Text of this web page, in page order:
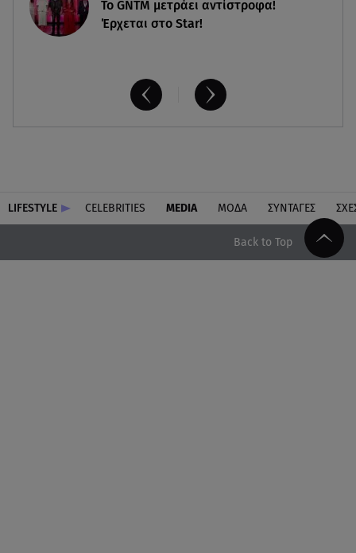
Το GNTM μετράει αντίστροφα!
Έρχεται στο Star!
LIFESTYLE CELEBRITIES MEDIA ΜΟΔΑ ΣΥΝΤΑΓΕΣ
Back to Top